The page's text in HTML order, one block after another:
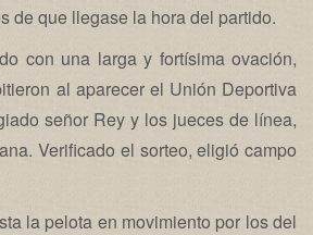
de que llegase la hora del partido.
con una larga y fortísima ovación,
al aparecer el Unión Deportiva
señor Rey y los jueces de línea,
Verificado el sorteo, eligió campo
la pelota en movimiento por los del